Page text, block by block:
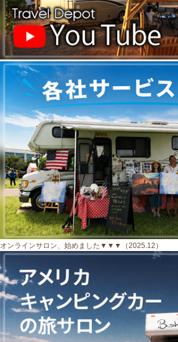
オンラインサロン、始めました▼▼▼（2025.12）